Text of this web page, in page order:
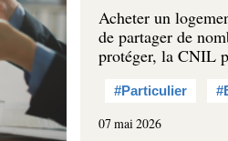
Acheter un
de partager de
protéger, la CNIL
#Particulier
07 mai 2026